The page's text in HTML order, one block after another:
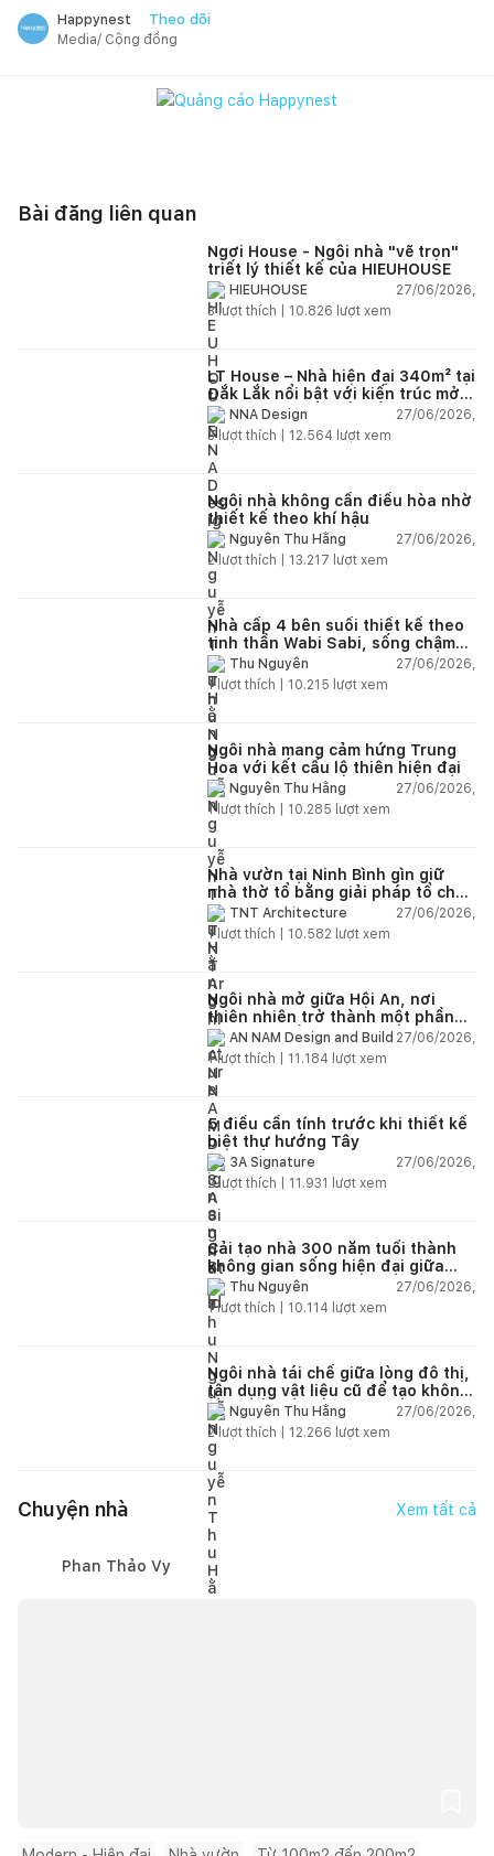
Happynest Theo dõi
Media/ Cộng đồng
Bài đăng liên quan
Ngơi House - Ngôi nhà "vẽ trọn"
triết lý thiết kế của HIEUHOUSE
HIEUHOUSE
27/06/2026,
3lượt thích | 10.826 lượt xem
LT House – Nhà hiện đại 340m² tại
Đắk Lắk nổi bật với kiến trúc mở
và hệ sân vườn kết nối thiên
nhiên
NNA Design
27/06/2026,
3lượt thích | 12.564 lượt xem
Ngôi nhà không cần điều hòa nhờ
thiết kế theo khí hậu
Nguyễn Thu Hằng
27/06/2026,
2lượt thích | 13.217 lượt xem
Nhà cấp 4 bên suối thiết kế theo
tinh thần Wabi Sabi, sống chậm
giữa thiên nhiên
Thu Nguyễn
27/06/2026,
1lượt thích | 10.215 lượt xem
Ngôi nhà mang cảm hứng Trung
Hoa với kết cấu lộ thiên hiện đại
Nguyễn Thu Hằng
27/06/2026,
1lượt thích | 10.285 lượt xem
Nhà vườn tại Ninh Bình gìn giữ
nhà thờ tổ bằng giải pháp tổ chức
lại không gian
TNT Architecture
27/06/2026,
1lượt thích | 10.582 lượt xem
Ngôi nhà mở giữa Hội An, nơi
thiên nhiên trở thành một phần
của cuộc sống
AN NAM Design and Build 27/06/2026,
1lượt thích | 11.184 lượt xem
5 điều cần tính trước khi thiết kế
biệt thự hướng Tây
3A Signature
27/06/2026,
2lượt thích | 11.931 lượt xem
Cải tạo nhà 300 năm tuổi thành
không gian sống hiện đại giữa
thiên nhiên
Thu Nguyễn
27/06/2026,
1lượt thích | 10.114 lượt xem
Ngôi nhà tái chế giữa lòng đô thị,
tận dụng vật liệu cũ để tạo không
gian sống linh hoạt
Nguyễn Thu Hằng
27/06/2026,
2lượt thích | 12.266 lượt xem
Chuyện nhà Xem tất cả
Phan Thảo Vy